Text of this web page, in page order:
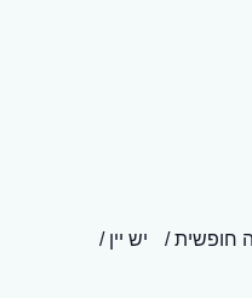
חופשית
יש יין